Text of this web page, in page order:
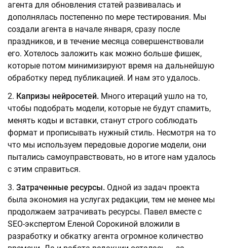
агента для обновления статей развивалась и
дополнялась постепенно по мере тестирования. Мы
создали агента в начале января, сразу после
праздников, и в течение месяца совершенствовали
его. Хотелось заложить как можно больше фишек,
которые потом минимизируют время на дальнейшую
обработку перед публикацией. И нам это удалось.
Капризы нейросетей. Много итераций ушло на то,
чтобы подобрать модели, которые не будут спамить,
менять коды и вставки, станут строго соблюдать
формат и прописывать нужный стиль. Несмотря на то
что мы используем передовые дорогие модели, они
пытались самоуправствовать, но в итоге нам удалось
с этим справиться.
Затраченные ресурсы. Одной из задач проекта
была экономия на услугах редакции, тем не менее мы
продолжаем затрачивать ресурсы. Павел вместе с
SEO-экспертом Еленой Сорокиной вложили в
разработку и обкатку агента огромное количество